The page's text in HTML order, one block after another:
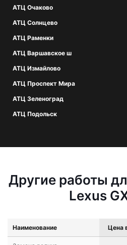
АТЦ Очаково
АТЦ Солнцево
АТЦ Раменки
АТЦ Варшавское ш
АТЦ Измайлово
АТЦ Проспект Мира
АТЦ Зеленоград
АТЦ Подольск
Другие работы
Lexus
Наименование Цена